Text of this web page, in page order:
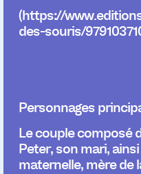
(https://
des-souris/
Personnages
Le couple composé
Peter, son mari,ainsi
maternelle, mère de